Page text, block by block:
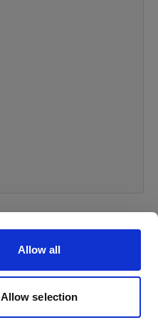
Allow all
Allow selection